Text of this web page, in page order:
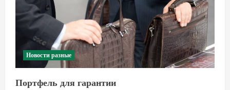
Новости разные
Портфель для гарантии